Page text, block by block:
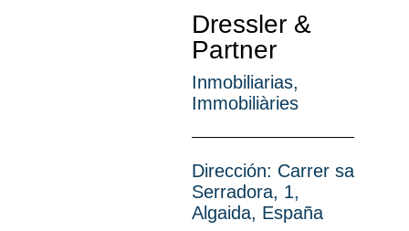
Dressler &
Partner
Inmobiliarias,
Immobiliàries
Dirección: Carrer sa
Serradora, 1,
Algaida, España